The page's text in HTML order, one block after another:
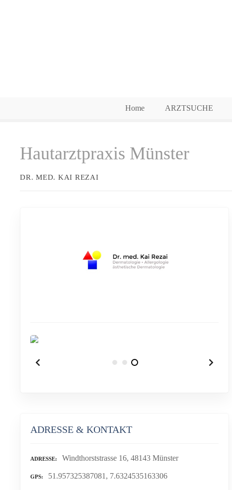
Home ARZTSUCHE
Hautarztpraxis Münster
DR. MED. KAI REZAI
ADRESSE & KONTAKT
ADRESSE Windthorststrasse 16, 48143 Münster
GPS 51.957325387081, 7.6324535163306